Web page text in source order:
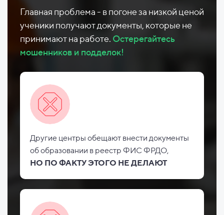
Главная проблема - в погоне за низкой ценой
ученики получают документы, которые не
принимают на работе. Остерегайтесь
мошенников и подделок!
Другие центры обещают внести документы
обобразовании в реестр ФИС ФРДО,
НО ПО ФАКТУ ЭТОГО НЕ ДЕЛАЮТ